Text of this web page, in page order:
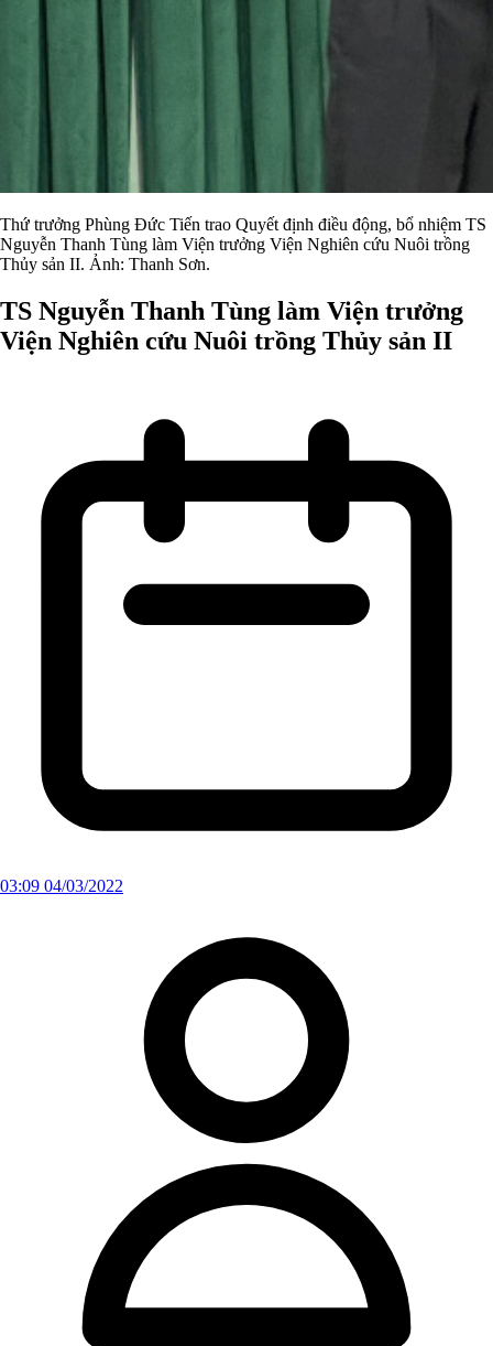
Thứ trưởng Phùng Đức Tiến trao Quyết định điều động, bổ nhiệm TS
Nguyễn Thanh Tùng làm Viện trưởng Viện Nghiên cứu Nuôi trồng
Thủy sản II. Ảnh: Thanh Sơn.
TS Nguyễn Thanh Tùng làm Viện trưởng
Viện Nghiên cứu Nuôi trồng Thủy sản II
03:09 04/03/2022